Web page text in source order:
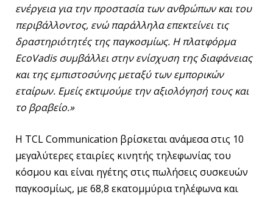
ενέργεια για την προστασία των ανθρώπων και του
περιβάλλοντος, ενώ παράλληλα επεκτείνει τις
δραστηριότητές της παγκοσμίως. Η πλατφόρμα
EcoVadisσυμβάλλει στην ενίσχυση της διαφάνειας
και της εμπιστοσύνης μεταξύ των εμπορικών
εταίρων. Εμείς εκτιμούμε την αξιολόγησή τους και
το βραβείο.»
Η TCL Communication βρίσκεται ανάμεσα στις 10
μεγαλύτερες εταιρίες κινητής τηλεφωνίας του
κόσμου και είναι ηγέτης στις πωλήσεις συσκευών
παγκοσμίως, με 68,8 εκατομμύρια τηλέφωνα και